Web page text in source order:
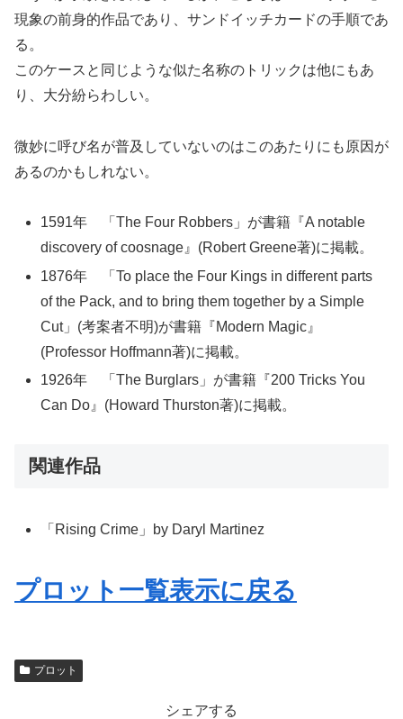
現象の前身的作品であり、サンドイッチカードの手順であ
る。
このケースと同じような似た名称のトリックは他にもあ
り、大分紛らわしい。
微妙に呼び名が普及していないのはこのあたりにも原因が
あるのかもしれない。
1591年 「The Four Robbers」が書籍『A notable
discovery of coosnage』(Robert Greene著)に掲載。
1876年 「To place the Four Kings in different parts
of the Pack, and to bring them together by a Simple
Cut」(考案者不明)が書籍『Modern Magic』
(Professor Hoffmann著)に掲載。
1926年 「The Burglars」が書籍『200 Tricks You
Can Do』(Howard Thurston著)に掲載。
関連作品
「Rising Crime」by Daryl Martinez
プロット一覧表示に戻る
プロット
シェアする